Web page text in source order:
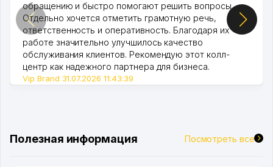
обращению и быстро помогают решить вопросы.
Отдельно хочется отметить грамотную речь,
ответственность и оперативность. Благодаря их
работе значительно улучшилось качество
обслуживания клиентов. Рекомендую этот колл-
центр как надежного партнера для бизнеса.
Vip Brand 31.07.2026 11:43:39
Полезная информация Посмотреть все